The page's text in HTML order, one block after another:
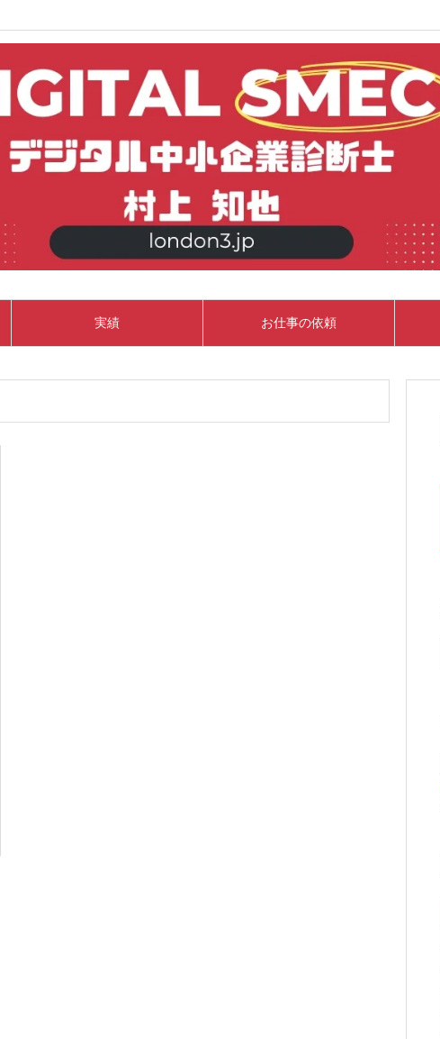
実績 お仕事の依頼